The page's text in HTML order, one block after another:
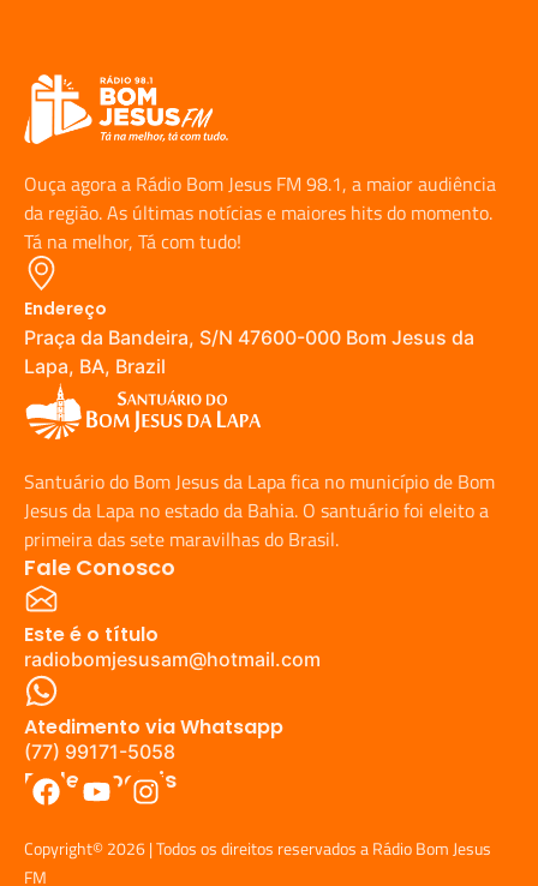
Ouça agora a Rádio Bom Jesus FM 98.1, a maior audiência
da região. As últimas notícias e maiores hits do momento.
Tá na melhor, Tá com tudo!
Endereço
Praça da Bandeira, S/N 47600-000 Bom Jesus da
Lapa, BA, Brazil
Santuário do Bom Jesus da Lapa fica no município de Bom
Jesus da Lapa no estado da Bahia. O santuário foi eleito a
primeira das sete maravilhas do Brasil.
Fale Conosco
Este é o título
radiobomjesusam@hotmail.com
Atedimento via Whatsapp
(77) 99171-5058
Redes Sociais
Copyright© 2026 | Todos os direitos reservados a Rádio Bom Jesus
FM